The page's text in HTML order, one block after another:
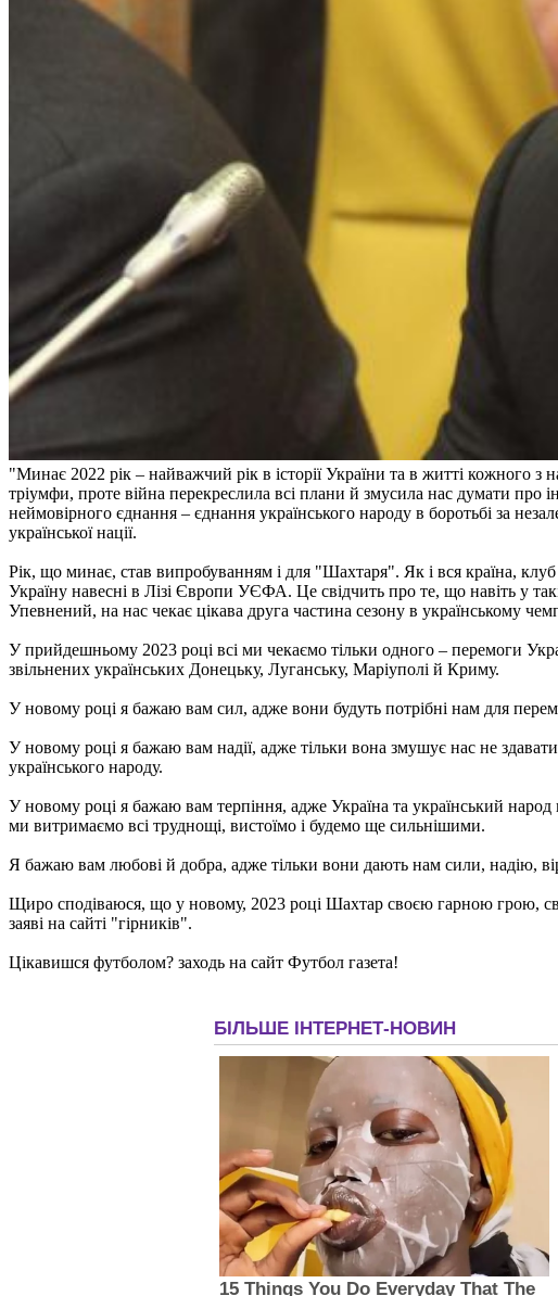
"Минає 2022 рік – найважчий рік в історії України та в житті кожного
тріумфи, проте війна перекреслила всі плани й змусила нас думати про
неймовірного єднання – єднання українського народу в боротьбі за
української нації.
Рік, що минає, став випробуванням і для "Шахтаря". Як і вся країна,
Україну навесні в Лізі Європи УЄФА. Це свідчить про те, що навіть у
Упевнений, на нас чекає цікава друга частина сезону в українському
У прийдешньому 2023 році всі ми чекаємо тільки одного – перемоги
звільнених українських Донецьку, Луганську, Маріуполі й Криму.
У новому році я бажаю вам сил, адже вони будуть потрібні нам для
У новому році я бажаю вам надії, адже тільки вона змушує нас не
українського народу.
У новому році я бажаю вам терпіння, адже Україна та український
ми витримаємо всі труднощі, вистоїмо і будемо ще сильнішими.
Я бажаю вам любові й добра, адже тільки вони дають нам сили, надію,
Щиро сподіваюся, що у новому, 2023 році Шахтар своєю гарною грою,
заяві на сайті "гірників".
Цікавишся футболом? заходь на сайт Футбол газета!